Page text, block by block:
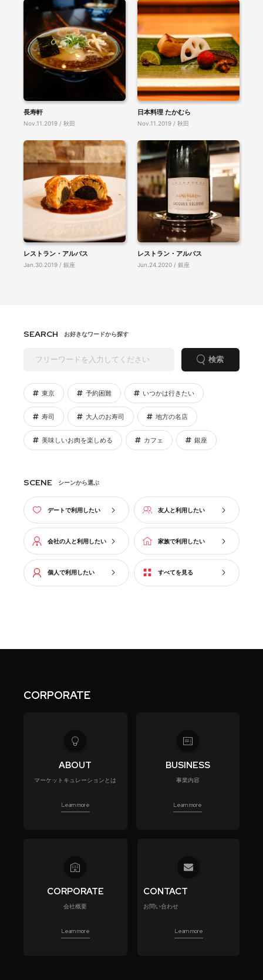
長寿軒
Nov.11.2019 / 秋田
日本料理 たかむら
Nov.11.2019 / 秋田
レストラン・アルバス
Jan.30.2019 / 銀座
レストラン・アルバス
Jun.24.2020 / 銀座
SEARCH お好きなワードから探す
検索
東京 予約困難 いつかは行きたい
寿司 大人のお寿司 地方の名店
美味しいお肉を楽しめる カフェ 銀座
SCENE シーンから選ぶ
デートで利用したい 友人と利用したい
会社の人と利用したい 家族で利用したい
個人で利用したい すべてを見る
CORPORATE
ABOUT
マーケットキュレーションとは
Learn more
BUSINESS
事業内容
Learn more
CORPORATE
会社概要
Learn more
CONTACT
お問い合わせ
Learn more